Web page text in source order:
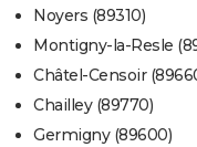
Noyers (89310)
Montigny-la-Resle
Châtel-Censoir
Chailley (89770)
Germigny (89600)